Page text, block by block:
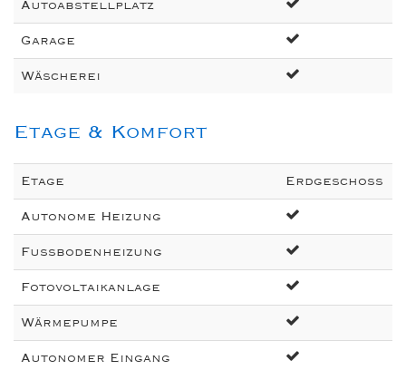
Autoabstellplatz
Garage
Wäscherei
Etage & Komfort
Etage Erdgeschoss
Autonome Heizung
Fussbodenheizung
Fotovoltaikanlage
Wärmepumpe
Autonomer Eingang